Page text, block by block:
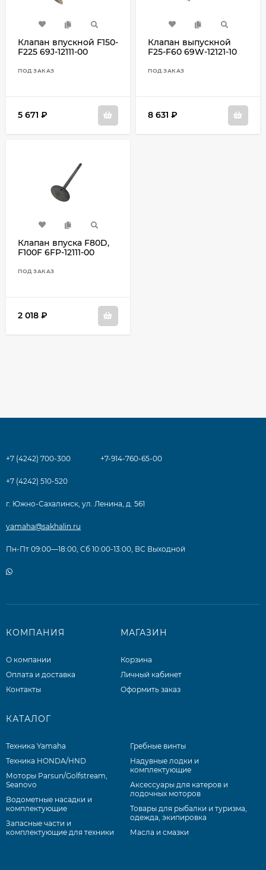
Клапан впускной F150-
F225 69J-12111-00
ПОД ЗАКАЗ
5 671 ₽
Клапан выпускной
F25-F60 69W-12121-10
ПОД ЗАКАЗ
8 631 ₽
Клапан впуска F80D,
F100F 6FP-12111-00
ПОД ЗАКАЗ
2 018 ₽
+7 (4242) 700-300 +7-914-760-65-00
+7 (4242) 510-520
г. Южно-Сахалинск, ул. Ленина, д. 561
yamaha@sakhalin.ru
Пн-Пт 09:00—18:00, Сб 10:00-13:00, ВС Выходной
КОМПАНИЯ
О компании
Оплата и доставка
Контакты
МАГАЗИН
Корзина
Личный кабинет
Оформить заказ
КАТАЛОГ
Техника Yamaha
Техника HONDA/HND
Моторы Parsun/Golfstream,
Seanovo
Водометные насадки и
комплектующие
Запасные части и
комплектующие для техники
Гребные винты
Надувные лодки и
комплектующие
Аксессуары для катеров и
лодочных моторов
Товары для рыбалки и туризма,
одежда, экипировка
Масла и смазки